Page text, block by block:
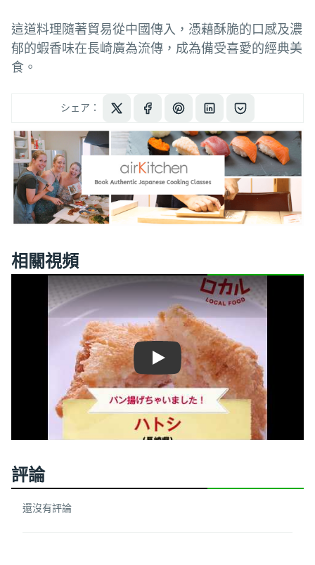
這道料理隨著貿易從中國傳入，憑藉酥脆的口感及濃
郁的蝦香味在長崎廣為流傳，成為備受喜愛的經典美
食。
シェア：
相關視頻
Play
評論
還沒有評論